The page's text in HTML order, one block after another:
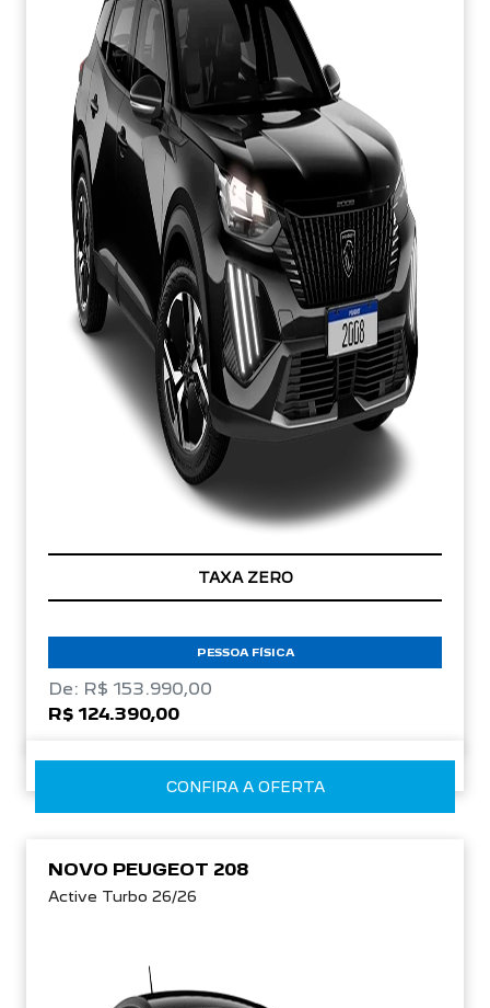
TAXA ZERO
PESSOA FÍSICA
De: R$ 153.990,00
R$ 124.390,00
CONFIRA A OFERTA
NOVO PEUGEOT 208
Active Turbo 26/26